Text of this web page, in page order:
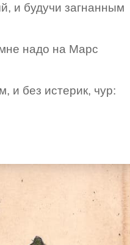
и будучи загнанным
мне надо на Марс
и без истерик, чур: